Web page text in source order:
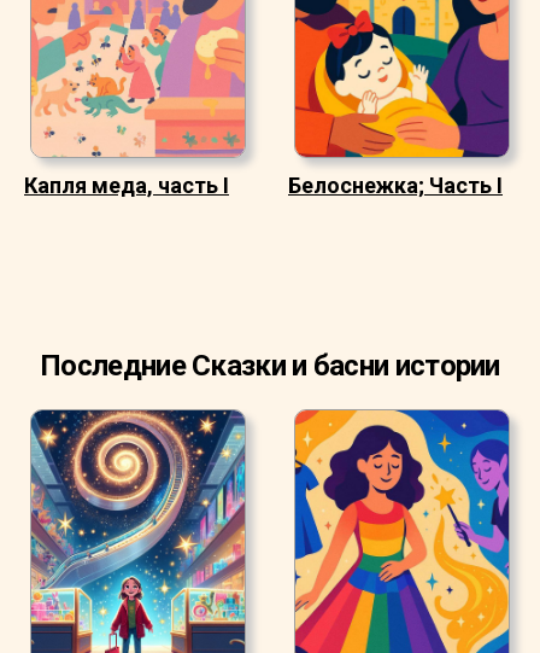
Капля меда, часть I Белоснежка; Часть I
Последние Сказки и басни истории